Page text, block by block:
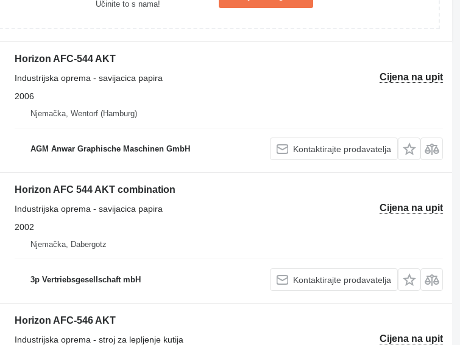
Učinite to s nama!
Horizon AFC-544 AKT
Cijena na upit
Industrijska oprema - savijacica papira
2006
Njemačka, Wentorf (Hamburg)
AGM Anwar Graphische Maschinen GmbH Kontaktirajte prodavatelja
Horizon AFC 544 AKT combination
Cijena na upit
Industrijska oprema - savijacica papira
2002
Njemačka, Dabergotz
3p Vertriebsgesellschaft mbH Kontaktirajte prodavatelja
Horizon AFC-546 AKT
Cijena na upit
Industrijska oprema - stroj za lepljenje kutija